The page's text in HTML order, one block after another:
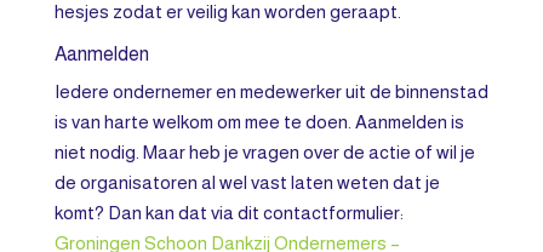
hesjes zodat er veilig kan worden geraapt.
Aanmelden
Iedere ondernemer en medewerker uit de binnenstad
is van harte welkom om mee te doen. Aanmelden is
niet nodig. Maar heb je vragen over de actie of wil je
de organisatoren al wel vast laten weten dat je
komt? Dan kan dat via dit contactformulier:
Groningen Schoon Dankzij Ondernemers –